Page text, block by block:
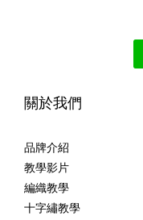
關於我們
品牌介紹
教學影片
編織教學
十字繡教學